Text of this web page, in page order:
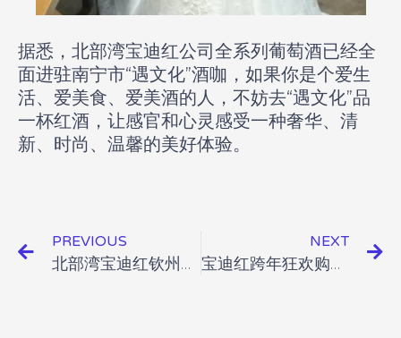
据悉，北部湾宝迪红公司全系列葡萄酒已经全
面进驻南宁市“遇文化”酒咖，如果你是个爱生
活、爱美食、爱美酒的人，不妨去“遇文化”品
一杯红酒，让感官和心灵感受一种奢华、清
新、时尚、温馨的美好体验。
PREVIOUS
北部湾宝迪红钦州店开业
NEXT
宝迪红跨年狂欢购，这个元旦有得玩！